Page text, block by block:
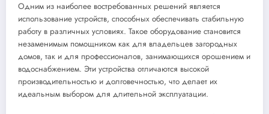
Одним из наиболее востребованных решений является
использование устройств, способных обеспечивать стабильную
работу в различных условиях. Такое оборудование становится
незаменимым помощником как для владельцев загородных
домов, так и для профессионалов, занимающихся орошением и
водоснабжением. Эти устройства отличаются высокой
производительностью и долговечностью, что делает их
идеальным выбором для длительной эксплуатации.